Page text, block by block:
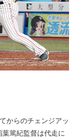
からのチェンジアッ
篤紀監督は代走に